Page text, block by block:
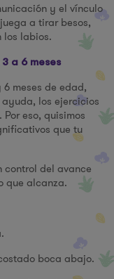
y el vínculo
a tirar besos,
los labios.
a 6 meses
meses de edad,
los ejercicios
eso, quisimos
que tu
del avance
que alcanza.
boca abajo.